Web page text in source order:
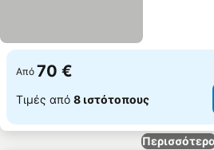
Από 70 €
Τιμές από 8 ιστότοπους